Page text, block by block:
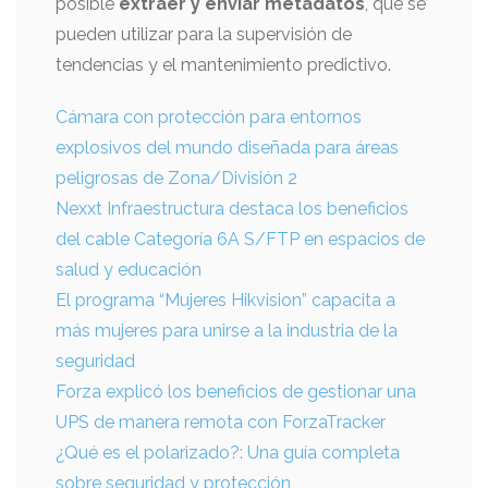
pueden utilizar para la supervisión de
tendencias y el mantenimiento predictivo.
Cámara con protección para entornos
explosivos del mundo diseñada para áreas
peligrosas de Zona/División 2
Nexxt Infraestructura destaca los beneficios
del cable Categoría 6A S/FTP en espacios de
salud y educación
El programa “Mujeres Hikvision” capacita a
más mujeres para unirse a la industria de la
seguridad
Forza explicó los beneficios de gestionar una
UPS de manera remota con ForzaTracker
¿Qué es el polarizado?: Una guía completa
sobre seguridad y protección